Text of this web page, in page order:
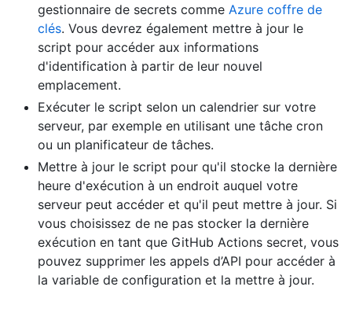
gestionnaire de secrets comme Azure coffre de
clés. Vous devrez également mettre à jour le
script pour accéder aux informations
d'identification à partir de leur nouvel
emplacement.
Exécuter le script selon un calendrier sur votre
serveur, par exemple en utilisant une tâche cron
ou un planificateur de tâches.
Mettre à jour le script pour qu'il stocke la dernière
heure d'exécution à un endroit auquel votre
serveur peut accéder et qu'il peut mettre à jour. Si
vous choisissez de ne pas stocker la dernière
exécution en tant que GitHub Actions secret, vous
pouvez supprimer les appels d’API pour accéder à
la variable de configuration et la mettre à jour.